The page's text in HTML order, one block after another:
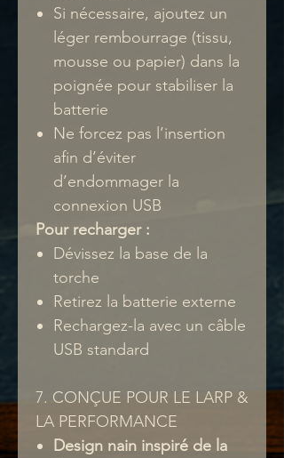
Si nécessaire, ajoutez un
léger rembourrage (tissu,
mousse ou papier) dans la
poignée pour stabiliser la
batterie
Ne forcez pas l’insertion
afin d’éviter
d’endommager la
connexion USB
Pour recharger :
Dévissez la base de la
torche
Retirez la batterie externe
Rechargez-la avec un câble
USB standard
7. CONÇUE POUR LE LARP &
LA PERFORMANCE
Design nain inspiré de la